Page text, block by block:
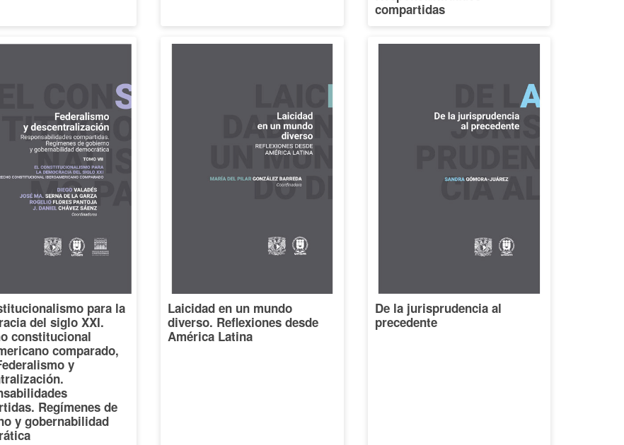
compartidas
para la
del siglo XXI.
constitucional
comparado,
y
Regímenes de
y gobernabilidad
Laicidad en un mundo
diverso. Reflexiones desde
América Latina
De la jurisprudencia al
precedente